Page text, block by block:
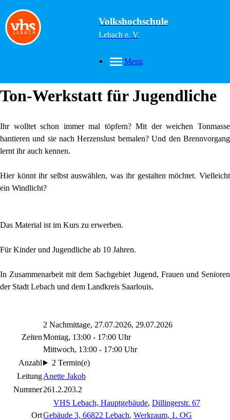
Volkshochschule
Lebach e. V.
Menü
Ton-Werkstatt für Jugendliche
Ihr wolltet schon immer mal töpfern? Mit der weichen Tonmasse
hantieren und sie nach Herzenslust bemalen? Und den Brennvorgang
lernt ihr auch kennen.
Hier könnt ihr selbst auswählen, was ihr gestalten möchtet. Vielleicht
ein Windlicht?
Das Material ist im Kurs zu erwerben.
Für Kinder und Jugendliche ab 10 Jahren.
In Zusammenarbeit mit dem Sachgebiet Jugend, Frauen und Senioren
der Stadt Lebach und dem Landkreis Saarlouis.
Zeiten
2 Nachmittage, 27.07.2026, 29.07.2026
Montag, 13:00 - 17:00 Uhr
Mittwoch, 13:00 - 17:00 Uhr
Anzahl
2 Termin(e)
LeitungAnette Jakob
Nummer261.2.203.2
Ort
VHS Lebach, Hauptgebäude, Dillingerstr. 67
Gebäude 3, 66822 Lebach, Werkraum, 1. OG